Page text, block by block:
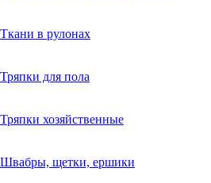
Ткани в рулонах
Тряпки для пола
Тряпки хозяйственные
Швабры, щетки, ершики